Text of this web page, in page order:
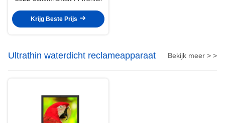
Krijg Beste Prijs
Ultrathin waterdicht reclameapparaat Bekijk meer > >